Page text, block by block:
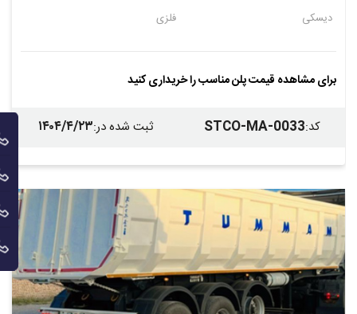
دیسکی فلزی
برای مشاهده قیمت پلن مناسب را خریداری کنید
کد:
STCO-MA-0033 ثبت شده در:۱۴۰۴/۴/۲۳